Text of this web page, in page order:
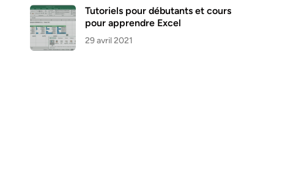
Tutoriels pour débutants et cours
pour apprendre Excel
29 avril 2021